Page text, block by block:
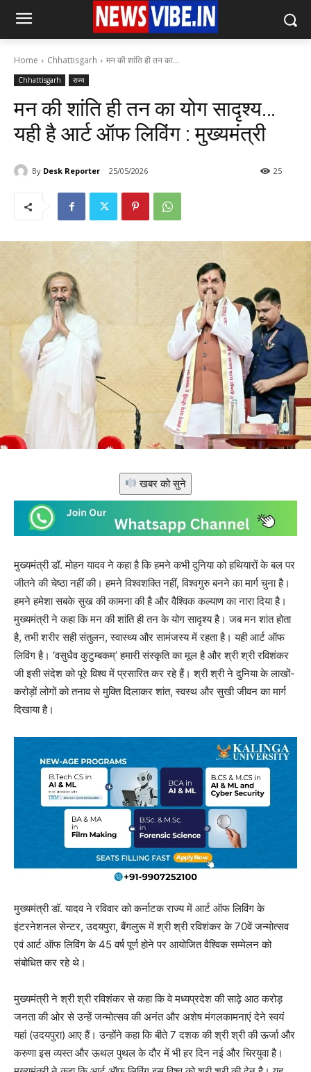
Home Chhattisgarh मन की शांति ही तन का...
Chhattisgarh राज्य
मन की शांति ही तन का योग सादृश्य…
यही है आर्ट ऑफ लिविंग : मुख्यमंत्री
By Desk Reporter 25/05/2026 25
खबर को सुने
मुख्यमंत्री डॉ. मोहन यादव ने कहा है कि हमने कभी दुनिया को हथियारों के बल पर
जीतने की चेष्ठा नहीं की। हमने विश्वशक्ति नहीं, विश्वगुरु बनने का मार्ग चुना है।
हमने हमेशा सबके सुख की कामना की है और वैश्विक कल्याण का नारा दिया है।
मुख्यमंत्री ने कहा कि मन की शांति ही तन के योग सादृश्य है। जब मन शांत होता
है, तभी शरीर सही संतुलन, स्वास्थ्य और सामंजस्य में रहता है। यही आर्ट ऑफ
लिविंग है। ‘वसुधैव कुटुम्बकम्’ हमारी संस्कृति का मूल है और श्री श्री रविशंकर
जी इसी संदेश को पूरे विश्व में प्रसारित कर रहे हैं। श्री श्री ने दुनिया के लाखों-
करोड़ों लोगों को तनाव से मुक्ति दिलाकर शांत, स्वस्थ और सुखी जीवन का मार्ग
दिखाया है।
मुख्यमंत्री डॉ. यादव ने रविवार को कर्नाटक राज्य में आर्ट ऑफ लिविंग के
इंटरनेशनल सेन्टर, उदयपुरा, बैंगलुरू में श्री श्री रविशंकर के 70वें जन्मोत्सव
एवं आर्ट ऑफ लिविंग के 45 वर्ष पूर्ण होने पर आयोजित वैश्विक सम्मेलन को
संबोधित कर रहे थे।
मुख्यमंत्री ने श्री श्री रविशंकर से कहा कि वे मध्यप्रदेश की साढ़े आठ करोड़
जनता की ओर से उन्हें जन्मोत्सव की अनंत और अशेष मंगलकामनाएं देने स्वयं
यहां (उदयपुरा) आए हैं। उन्होंने कहा कि बीते 7 दशक की श्री श्री की ऊर्जा और
करुणा इस व्यस्त और ऊथल पुथल के दौर में भी हर दिन नई और चिरयुवा है।